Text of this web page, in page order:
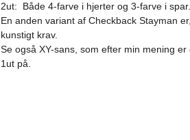
2ut: Både 4-farve i hjerter og 3-farve i spar.
En anden variant af Checkback Stayman
kunstigt krav.
Se også XY-sans, som efter min mening
1ut på.